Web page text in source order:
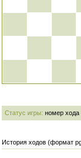
Статус игры: номер хода
История ходов (формат